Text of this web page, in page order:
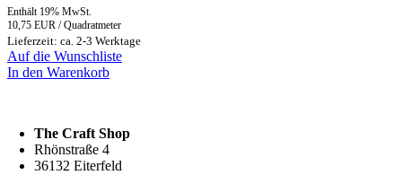
Enthält 19% MwSt.
10,75 EUR / Quadratmeter
Lieferzeit: ca. 2-3 Werktage
Auf die Wunschliste
In den Warenkorb
The Craft Shop
Rhönstraße 4
36132 Eiterfeld